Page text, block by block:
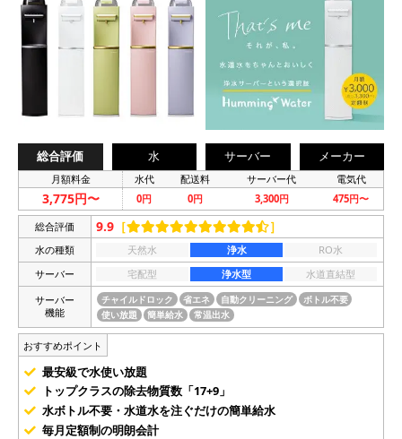
総合評価 水 サーバー メーカー
月額料金 水代 配送料 サーバー代 電気代
3,775円〜 0円 0円 3,300円 475円〜
総合評価 9.9 ［ ］
水の種類 天然水 浄水
RO水
サーバー
宅配型 浄水型
水道直結型
サーバー
機能
チャイルドロック 省エネ 自動クリーニング
ボトル不要
使い放題
簡単給水 常温出水
おすすめポイント
最安級で水使い放題
トップクラスの除去物質数「17+9」
水ボトル不要・水道水を注ぐだけの簡単給水
毎月定額制の明朗会計